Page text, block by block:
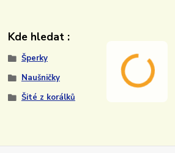
Kde hledat :
Šperky
Naušničky
Šité z korálků